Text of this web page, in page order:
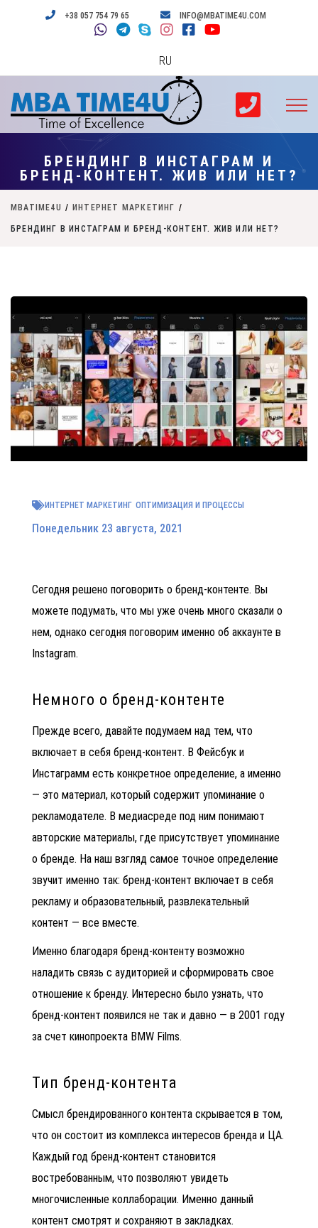
+38 057 754 79 65 INFO@MBATIME4U.COM
RU
БРЕНДИНГ В ИНСТАГРАМ И
БРЕНД-КОНТЕНТ. ЖИВ ИЛИ НЕТ?
MBATIME4U / ИНТЕРНЕТ МАРКЕТИНГ /
БРЕНДИНГ В ИНСТАГРАМ И БРЕНД-КОНТЕНТ. ЖИВ ИЛИ НЕТ?
ИНТЕРНЕТ МАРКЕТИНГ ОПТИМИЗАЦИЯ И ПРОЦЕССЫ
Понедельник 23 августа, 2021
Сегодня решено поговорить о бренд-контенте. Вы
можете подумать, что мы уже очень много сказали о
нем, однако сегодня поговорим именно об аккаунте в
Instagram.
Немного о бренд-контенте
Прежде всего, давайте подумаем над тем, что
включает в себя бренд-контент. В Фейсбук и
Инстаграмм есть конкретное определение, а именно
— это материал, который содержит упоминание о
рекламодателе. В медиасреде под ним понимают
авторские материалы, где присутствует упоминание
о бренде. На наш взгляд самое точное определение
звучит именно так: бренд-контент включает в себя
рекламу и образовательный, развлекательный
контент — все вместе.
Именно благодаря бренд-контенту возможно
наладить связь с аудиторией и сформировать свое
отношение к бренду. Интересно было узнать, что
бренд-контент появился не так и давно — в 2001 году
за счет кинопроекта BMW Films.
Тип бренд-контента
Смысл брендированного контента скрывается в том,
что он состоит из комплекса интересов бренда и ЦА.
Каждый год бренд-контент становится
востребованным, что позволяют увидеть
многочисленные коллаборации. Именно данный
контент смотрят и сохраняют в закладках.